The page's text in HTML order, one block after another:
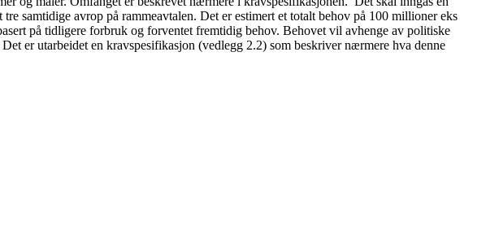
samtidige avrop på rammeavtalen. Det er estimert et totalt behov på 100 millioner eks
på tidligere forbruk og forventet fremtidig behov. Behovet vil avhenge av politiske
er utarbeidet en kravspesifikasjon (vedlegg 2.2) som beskriver nærmere hva denne